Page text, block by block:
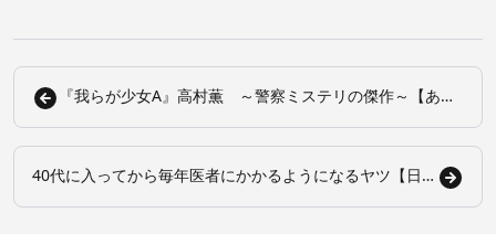
『我らが少女A』高村薫 ～警察ミステリの傑作～【あら
40代に入ってから毎年医者にかかるようになるヤツ【日